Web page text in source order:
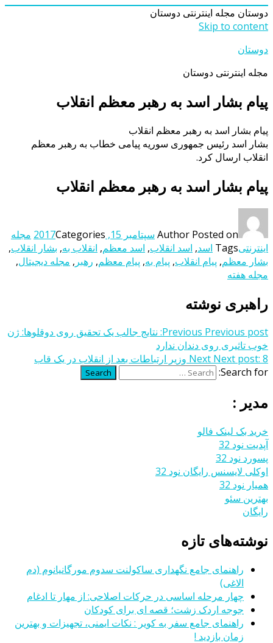
دوستان مجله اینترنتی دوستان
Skip to content
دوستان
مجله اینترنتی دوستان
پیام بشار اسد به رهبر معظم انقلاب
پیام بشار اسد به رهبر معظم انقلاب
بشار اسد رئیس جمهوری سوریه پیامی خطاب به رهبر معظم
انقلاب ارسال کرد.
پیام بشار اسد به رهبر معظم انقلاب
Author Posted on سپتامبر 15, 2017 Categories
مجله
اینترنتیTags اسد, اسد انقلاب, اسد معظم, انقلاب به, بشار انقلاب,
بشار معظم, پیام انقلاب, پیام به, پیام معظم, رهبر , مجله دیجیتال,
مجله هفته
راهبری نوشته
Previous Previous post:
نتایج جالب یک تحقیق روی دوقلوها: ژن
خوب تاثیری روی دندان ندارد
Next Next post: 8 وزیر ارتباطات بعد از انقلاب در یک قاب
Search for:
Search
مدیر :
خرید بک لینک فالو
آپدیت نود 32
پسورد نود 32
اوکلی لایسنس رایگان نود 32
همیار نود 32
بهترین سئو
رایگان
نوشته‌های تازه
راهنمای جامع نگهداری ساکولنت سدوم مورگانیانوم (دم
الاغی)
چهار مرحله اساسی در حرکات اصلاحی: از مهار تا ادغام
جوجه اردک زشت؛ قصه ای برای کودکان
راهنمای جامع سفر به کویر : نکات ایمنی، تجهیزات و بهترین
زمان بازدید !